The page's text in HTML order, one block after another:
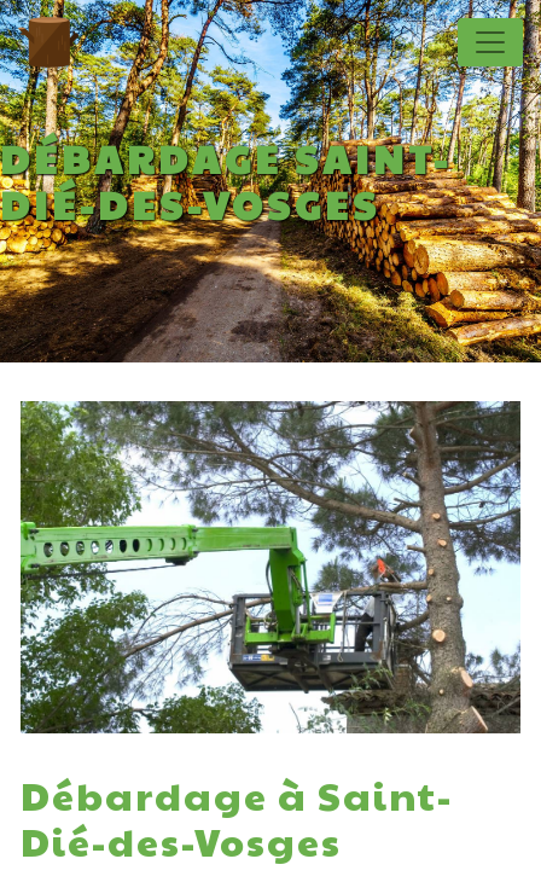
Panneau de gestion des cookies
DÉBARDAGE SAINT-
DIÉ-DES-VOSGES
Débardage à Saint-
Dié-des-Vosges